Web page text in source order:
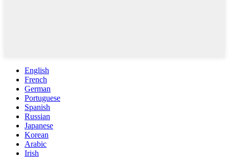
English
French
German
Portuguese
Spanish
Russian
Japanese
Korean
Arabic
Irish